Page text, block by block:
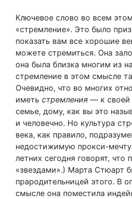
Ключевое слово во всем
«стремление». Это было
показать вам все хорошие
можете стремиться. Она
она была близка многим из
стремление в этом смысле
Очевидно, что во многих
иметь стремления — к своей
семье, дому, как вы это
и человечно. Но культура
века, как правило,
недостижимую прокси-
летних сегодня говорят, что
«звездами».) Марта Стюарт
прародительницей этого. В
смысле она поместила